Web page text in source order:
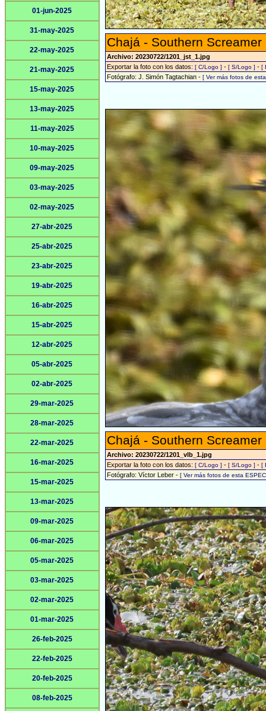
01-jun-2025
31-may-2025
22-may-2025
21-may-2025
15-may-2025
13-may-2025
11-may-2025
10-may-2025
09-may-2025
03-may-2025
02-may-2025
27-abr-2025
25-abr-2025
23-abr-2025
19-abr-2025
16-abr-2025
15-abr-2025
12-abr-2025
05-abr-2025
02-abr-2025
29-mar-2025
28-mar-2025
22-mar-2025
16-mar-2025
15-mar-2025
13-mar-2025
09-mar-2025
06-mar-2025
05-mar-2025
03-mar-2025
02-mar-2025
01-mar-2025
26-feb-2025
22-feb-2025
20-feb-2025
08-feb-2025
Chajá - Southern
Archivo: 20230722/1201_jst_1.jpg
Exportar la foto con los datos: [ C/Logo ] - [ S/Logo ] - [
Fotógrafo: J. Simón Tagtachian - [ Ver más fotos de
Chajá - Southern
Archivo: 20230722/1201_vlb_1.jpg
Exportar la foto con los datos: [ C/Logo ] - [ S/Logo ] - [
Fotógrafo: Víctor Leber - [ Ver más fotos de esta